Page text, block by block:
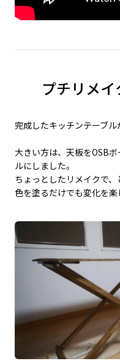
プチリメ
完成したキッチンテーブル
大きい方は、天板をOSB
ルにしました。
ちょっとしたリメイクで、
色を塗るだけでも変化を楽